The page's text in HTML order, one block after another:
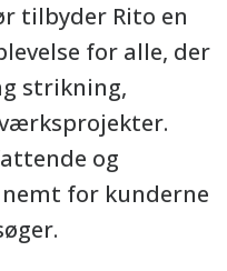
tilbyder Rito en
for alle, der
strikning,
og
for kunderne